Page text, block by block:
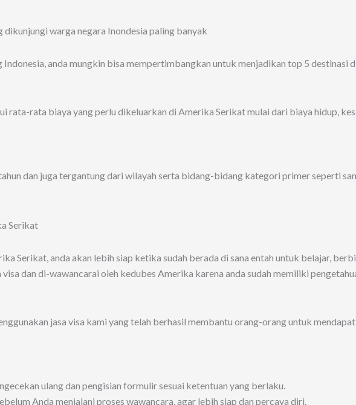
anda mungkin bisa mempertimbangkan untuk menjadikan top 5 destinasi
rata-rata biaya yang perlu dikeluarkan di Amerika Serikat mulai dari biaya hidup,
dan juga tergantung dari wilayah serta bidang-bidang kategori primer seperti
Serikat, anda akan lebih siap ketika sudah berada di sana entah untuk belajar,
dan di-wawancarai oleh kedubes Amerika karena anda sudah memiliki
jasa visa kami yang telah berhasil membantu orang-orang untuk
ulang dan pengisian formulir sesuai ketentuan yang berlaku.
Anda menjalani proses wawancara, agar lebih siap dan percaya diri.